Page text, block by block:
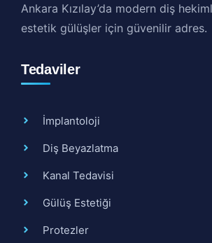
Ankara Kızılay’da modern diş
estetik gülüşler için güvenilir adres.
Tedaviler
İmplantoloji
Diş Beyazlatma
Kanal Tedavisi
Gülüş Estetiği
Protezler